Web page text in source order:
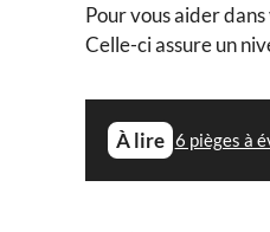
Pour vous aider
Celle-ci assure un
À lire 6 pièges à